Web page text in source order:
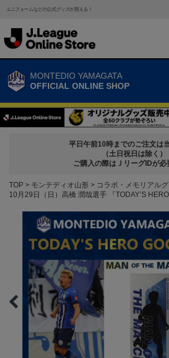
ユニフォームなどの公式グッズが買える！
MONTEDIO YAMAGATA
OFFICIAL ONLINE SHOP
平日午前10時までのご注文は
（土日祝日は除く）
ご購入の際はＪリーグIDが必
TOP モンテディオ山形 コラボ・メモリアル
10月29日（日）高橋 潤哉選手 『TODAY’S